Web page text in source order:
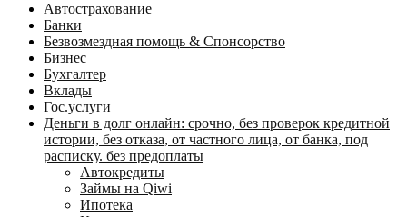
Автострахование
Банки
Безвозмездная помощь & Спонсорство
Бизнес
Бухгалтер
Вклады
Гос.услуги
Деньги в долг онлайн: срочно, без проверок кредитной
истории, без отказа, от частного лица, от банка, под
расписку. без предоплаты
Автокредиты
Займы на Qiwi
Ипотека